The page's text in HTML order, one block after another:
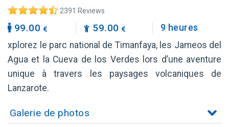
2391 Reviews
99.00 59.00
9 heures
xplorez le parc national de Timanfaya, les Jameos del
Agua et la Cueva de los Verdes lors d’une aventure
unique à travers les paysages volcaniques de
Lanzarote.
Galerie de photos